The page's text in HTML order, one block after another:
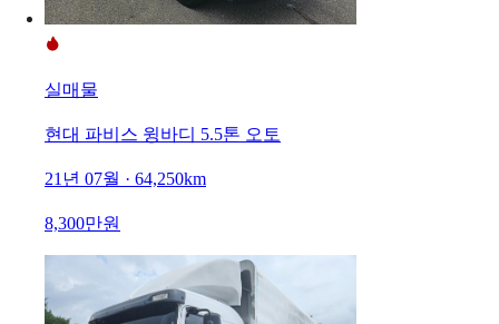
실매물
현대 파비스 윙바디 5.5톤 오토
21년 07월 · 64,250km
8,300만원